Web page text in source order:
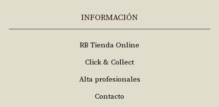
INFORMACIÓN
RB Tienda Online
Click & Collect
Alta profesionales
Contacto